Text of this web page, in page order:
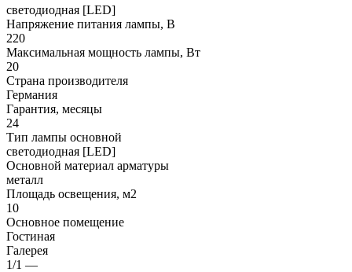
светодиодная [LED]
Напряжение питания лампы, В
220
Максимальная мощность лампы, Вт
20
Страна производителя
Германия
Гарантия, месяцы
24
Тип лампы основной
светодиодная [LED]
Основной материал арматуры
металл
Площадь освещения, м2
10
Основное помещение
Гостиная
Галерея
1/1 —